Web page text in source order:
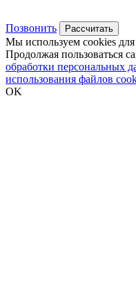
Позвонить Рассчитать
Мы используем cookies
Продолжая пользоваться
обработки персональных
использования файлов
OK